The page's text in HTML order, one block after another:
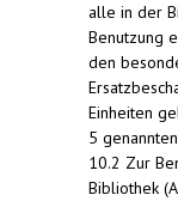
alle in der
Benutzung
den
Einheiten
5
10.2 Zur
Bibliothek